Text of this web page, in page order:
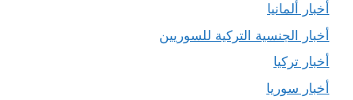
أخبار ألمانيا
أخبار الجنسية التركية للسوريين
أخبار تركيا
أخبار سوريا